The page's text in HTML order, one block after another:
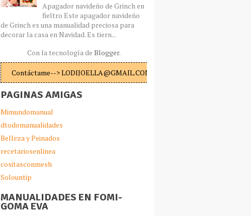
Apagador navideño de Grinch en
fieltro Este apagador navideño
de Grinch es una manualidad preciosa para
decorar la casa en Navidad. Es tiern...
Con la tecnología de Blogger.
Contáctame--> LODIJOELLA@GMAIL.COM
PAGINAS AMIGAS
Mimundomanual
dtodomanualidades
Belleza y Peinados
recetariosenlinea
cositasconmesh
Solountip
MANUALIDADES EN FOMI-
GOMA EVA